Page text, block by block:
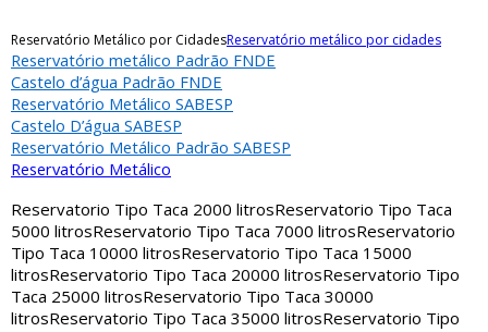
Reservatório Metálico por CidadesReservatório metálico por cidades
Reservatório metálico Padrão FNDE
Castelo d’água Padrão FNDE
Reservatório Metálico SABESP
Castelo D’água SABESP
Reservatório Metálico Padrão SABESP
Reservatório Metálico
Reservatorio Tipo Taca 2000 litrosReservatorio Tipo Taca
5000 litrosReservatorio Tipo Taca 7000 litrosReservatorio
Tipo Taca 10000 litrosReservatorio Tipo Taca 15000
litrosReservatorio Tipo Taca 20000 litrosReservatorio Tipo
Taca 25000 litrosReservatorio Tipo Taca 30000
litrosReservatorio Tipo Taca 35000 litrosReservatorio Tipo